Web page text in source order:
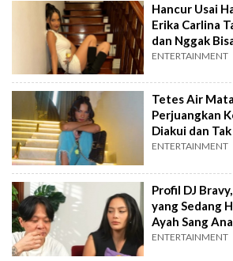
Hancur Usai
Erika Carlina
dan Nggak
ENTERTAINMENT
Tetes Air
Perjuangkan
Diakui dan
ENTERTAINMENT
Profil DJ
yang Sedang
Ayah Sang
ENTERTAINMENT